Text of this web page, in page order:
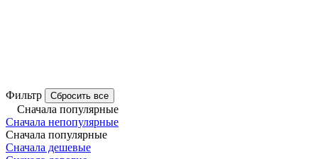
Фильтр Сбросить все
Сначала популярные
Сначала непопулярные
Сначала популярные
Сначала дешевые